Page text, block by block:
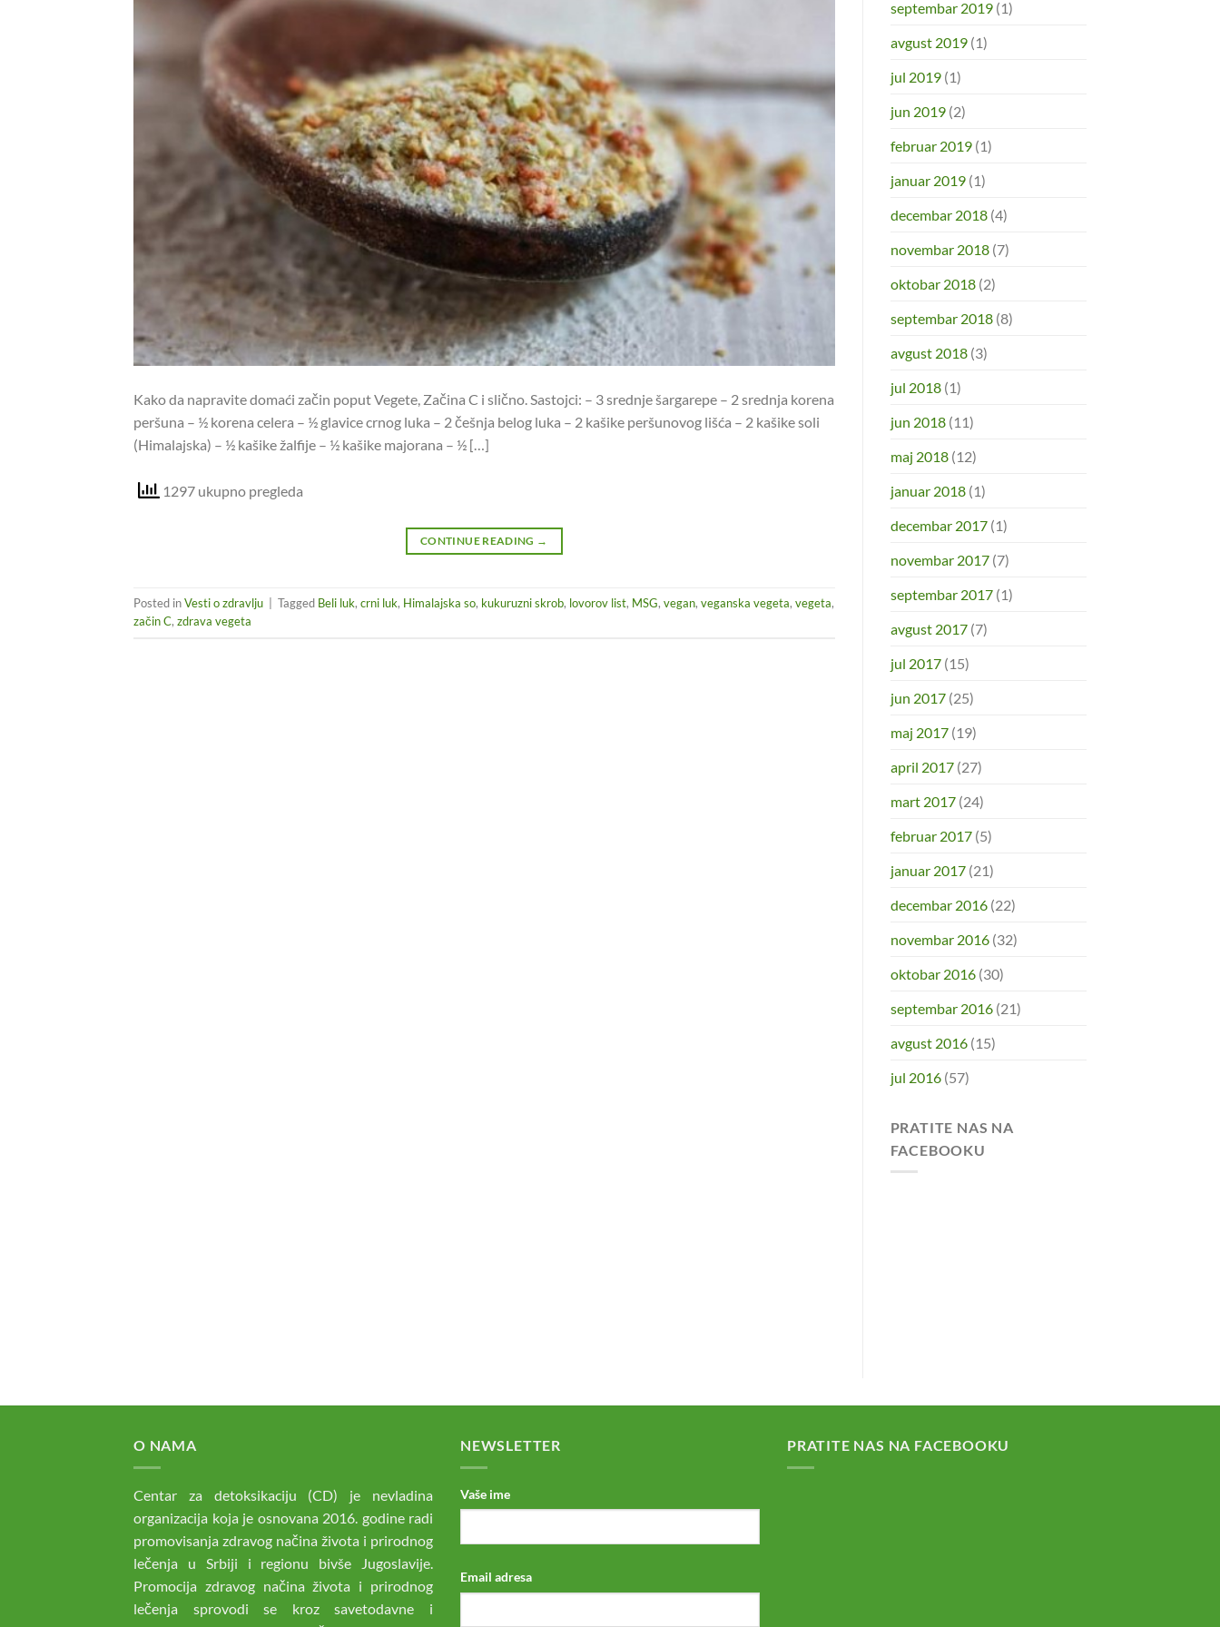
Kako da napravite domaći začin poput Vegete, Začina C i slično. Sastojci: – 3 srednje šargarepe – 2 srednja korena
peršuna – ½ korena celera – ½ glavice crnog luka – 2 češnja belog luka – 2 kašike peršunovog lišća – 2 kašike soli
(Himalajska) – ½ kašike žalfije – ½ kašike majorana – ½ […]
1297 ukupno pregleda
CONTINUE READING →
Posted inVesti o zdravlju Tagged Beli luk, crni luk, Himalajska so, kukuruzni skrob, lovorov list, MSG, vegan, veganska vegeta, vegeta,
začin C, zdrava vegeta
septembar 2019(1)
avgust 2019(1)
jul 2019(1)
jun 2019(2)
februar 2019(1)
januar 2019(1)
decembar 2018(4)
novembar 2018(7)
oktobar 2018(2)
septembar 2018(8)
avgust 2018(3)
jul 2018(1)
jun 2018(11)
maj 2018(12)
januar 2018(1)
decembar 2017(1)
novembar 2017(7)
septembar 2017(1)
avgust 2017(7)
jul 2017(15)
jun 2017(25)
maj 2017(19)
april 2017(27)
mart 2017(24)
februar 2017(5)
januar 2017(21)
decembar 2016(22)
novembar 2016(32)
oktobar 2016(30)
septembar 2016(21)
avgust 2016(15)
jul 2016(57)
PRATITE NAS NA
FACEBOOKU
O NAMA
Centar za detoksikaciju (CD) je nevladina
organizacija koja je osnovana 2016. godine radi
promovisanja zdravog načina života i prirodnog
lečenja u Srbiji i regionu bivše Jugoslavije.
Promocija zdravog načina života i prirodnog
lečenja sprovodi se kroz savetodavne i
NEWSLETTER
Vaše ime
Email adresa
PRATITE NAS NA FACEBOOKU